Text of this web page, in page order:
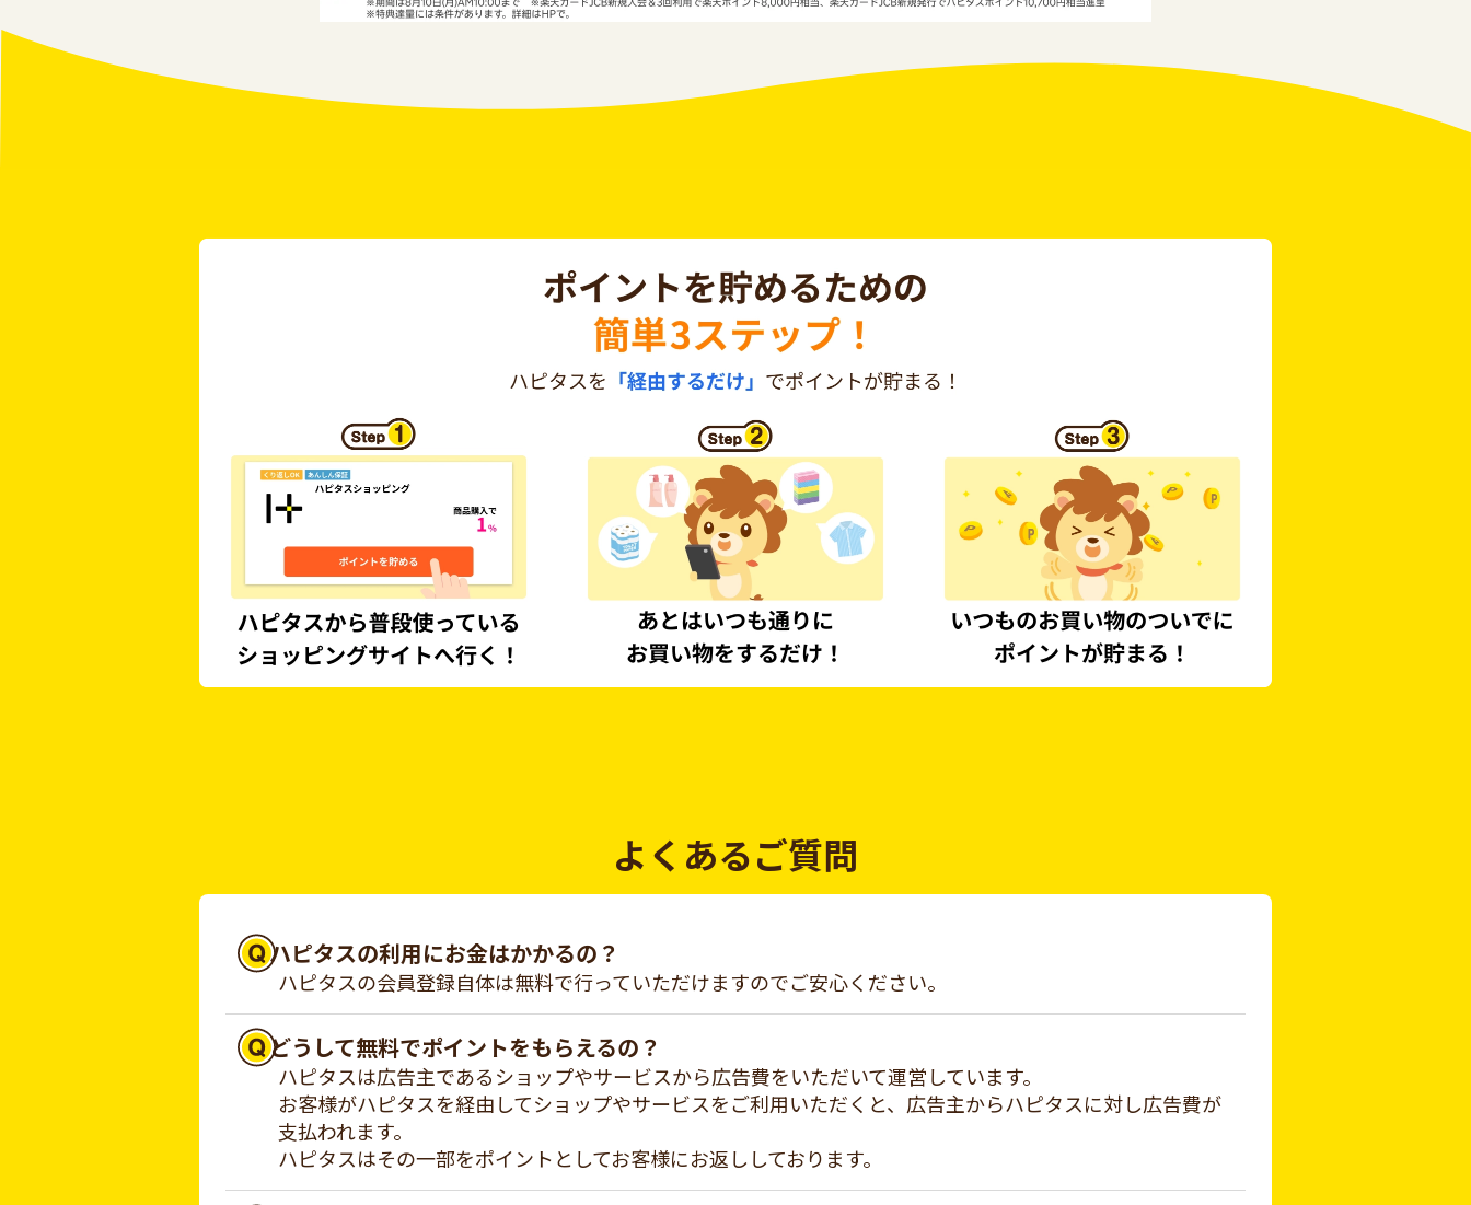
よくあるご質問
ハピタスの利用にお金はかかるの？
ハピタスの会員登録自体は無料で行っていただけますのでご安心ください。
どうして無料でポイントをもらえるの？
ハピタスは広告主であるショップやサービスから広告費をいただいて運営しています。
お客様がハピタスを経由してショップやサービスをご利用いただくと、広告主からハピタスに対し広告費が
支払われます。
ハピタスはその一部をポイントとしてお客様にお返ししております。